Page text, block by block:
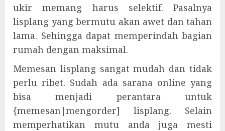
ukir memang harus selektif. Pasalnya
lisplang yang bermutu akan awet dan tahan
lama. Sehingga dapat memperindah bagian
rumah dengan maksimal.
Memesan lisplang sangat mudah dan tidak
perlu ribet. Sudah ada sarana online yang
bisa menjadi perantara untuk
{memesan|mengorder] lisplang. Selain
memperhatikan mutu anda juga mesti